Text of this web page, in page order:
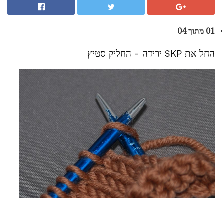
01 מתוך 04
החל את SKP ירידה - החליק סטיץ